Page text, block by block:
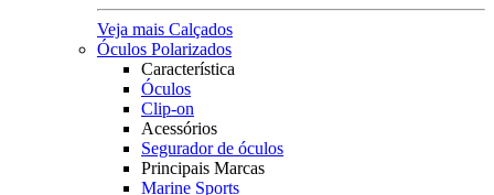
Veja mais Calçados
Óculos Polarizados
Característica
Óculos
Clip-on
Acessórios
Segurador de óculos
Principais Marcas
Marine Sports